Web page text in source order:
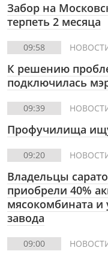
Забор на
терпеть 2 месяца
09:58
К решению
подключилась
09:39
Профучилища
09:20
Владельцы
приобрели 40%
мясокомбината и
завода
09:00